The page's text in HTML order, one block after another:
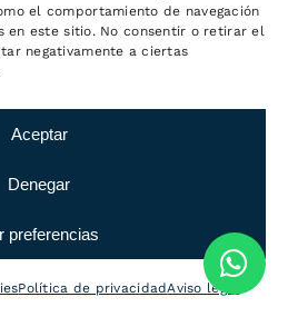
el comportamiento de navegación
en este sitio. No consentir o retirar el
negativamente a ciertas
Aceptar
Denegar
preferencias
Política de privacidadAviso legal
Sobre
MC
durante más de
Logística MC
el mejor servicio
entre los que
empresas más